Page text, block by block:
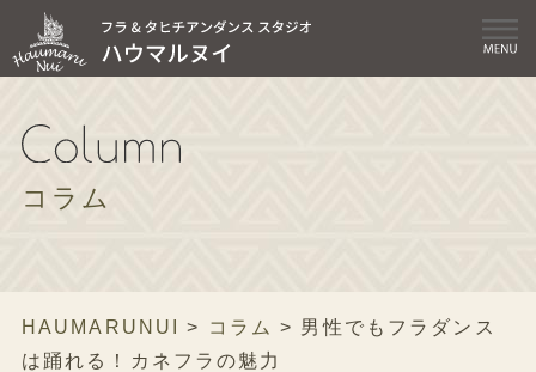
コラム
HAUMARUNUI > コラム > 男性でもフラダンス
は踊れる！カネフラの魅力